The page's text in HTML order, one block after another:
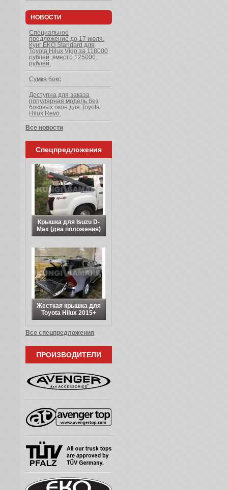
НОВОСТИ
Специальное
предложение до 17 июля.
Кунг EKO Standard для
Toyota Hilux Vigo за 118000
рублей, вместо 125000
рублей.
Сумка бокс
Доступна для заказа
популярная модель без
боковых окон для Toyota
Hilux Revo.
Все новости
Спецпредложения
Крышка для Isuzu D-
Max (два положения)
Жесткая крышка для
Toyota Hilux 2015+
Все спецпредложения
ПРОИЗВОДИТЕЛИ